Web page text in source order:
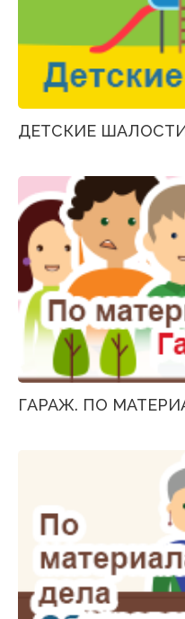
ДЕТСКИЕ
ГАРАЖ. ПО